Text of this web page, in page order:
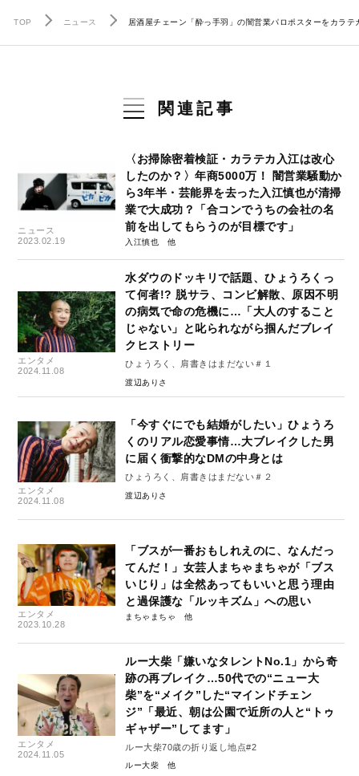
TOP ニュース 居酒屋チェーン「酔っ手羽」の闇営業パロポスターをカラ
関連記事
ニュース
2023.02.19
〈お掃除密着検証・カラテカ入江は改心
したのか？〉年商5000万！ 闇営業騒動か
ら3年半・芸能界を去った入江慎也が清掃
業で大成功？「合コンでうちの会社の名
前を出してもらうのが目標です」
入江慎也
エンタメ
2024.11.08
水ダウのドッキリで話題、ひょうろくっ
て何者!? 脱サラ、コンビ解散、原因不明
の病気で命の危機に…「大人のすること
じゃない」と叱られながら掴んだブレイ
クヒストリー
ひょうろく、肩書きはまだない＃１
渡辺ありさ
エンタメ
2024.11.08
「今すぐにでも結婚がしたい」ひょうろ
くのリアル恋愛事情…大ブレイクした男
に届く衝撃的なDMの中身とは
ひょうろく、肩書きはまだない＃２
渡辺ありさ
エンタメ
2023.10.28
「ブスが一番おもしれえのに、なんだっ
てんだ！」女芸人まちゃまちゃが「ブス
いじり」は全然あってもいいと思う理由
と過保護な「ルッキズム」への思い
まちゃまちゃ
エンタメ
2024.11.05
ルー大柴「嫌いなタレントNo.1」から奇
跡の再ブレイク…50代での“ニュー大
柴”を“メイク”した“マインドチェン
ジ”「最近、朝は公園で近所の人と“トゥ
ギャザー”してます」
ルー大柴70歳の折り返し地点#2
ルー大柴